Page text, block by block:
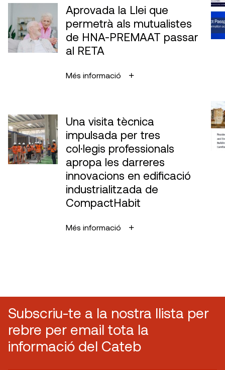
Aprovada la Llei que
permetrà als mutualistes
de HNA-PREMAAT passar
al RETA
Més informació
Una visita tècnica
impulsada per tres
col·legis professionals
apropa les darreres
innovacions en edificació
industrialitzada de
CompactHabit
Més informació
Subscriu-te a la nostra llista per
rebre per email tota la
informació del Cateb